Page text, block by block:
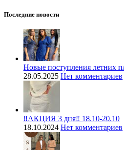
Последние новости
Новые поступления летних
28.05.2025 Нет комментариев
‼️АКЦИЯ 3 дня‼️ 18.10-20.10
18.10.2024 Нет комментариев